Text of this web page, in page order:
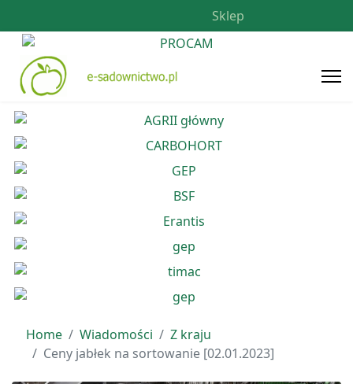
Sklep
Home Wiadomości
Z kraju
Ceny jabłek na sortowanie [02.01.2023]